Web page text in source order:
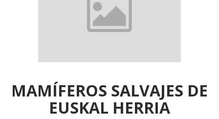
MAMÍFEROS SALVAJES DE
EUSKAL HERRIA